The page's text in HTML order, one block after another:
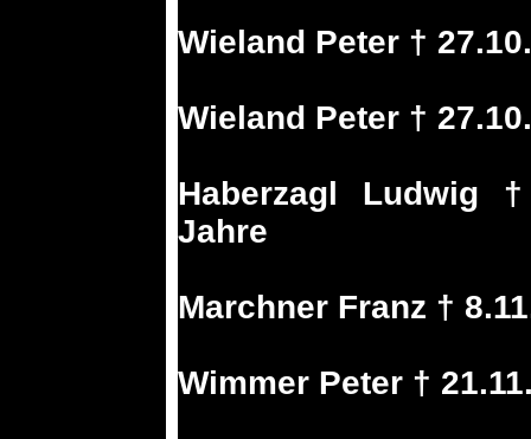
Wieland Peter †
Wieland Peter †
Haberzagl Ludwig
Jahre
Marchner Franz †
Wimmer Peter †